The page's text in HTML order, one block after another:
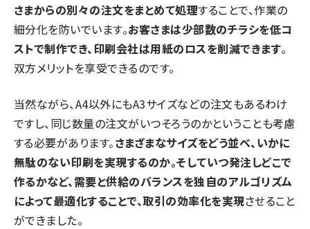
さまからの別々の注文をまとめて処理することで、作業の
細分化を防いでいます。お客さまは少部数のチラシを低コ
ストで制作でき、印刷会社は用紙のロスを削減できます。
双方メリットを享受できるのです。
当然ながら、A4以外にもA3サイズなどの注文もあるわけ
ですし、同じ数量の注文がいつそろうのかということも考慮
する必要があります。さまざまなサイズをどう並べ、いかに
無駄のない印刷を実現するのか。そしていつ発注しどこで
作るかなど、需要と供給のバランスを独自のアルゴリズム
によって最適化することで、取引の効率化を実現させること
ができました。